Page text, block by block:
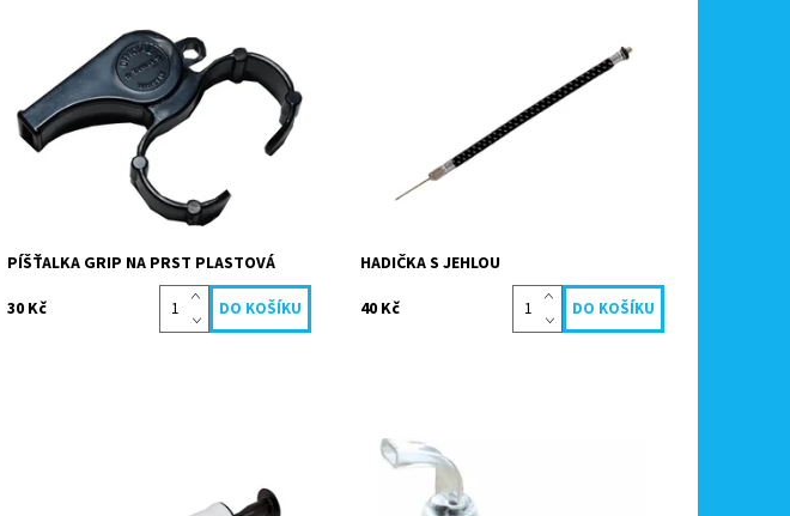
Plastová píšťalka s gripem na prsty je
vhodná pro všechny druhy sportů.
Dostupnost:
Skladem
Kód:
4822
Značka:
Köck sport
PÍŠŤALKA GRIP NA PRST PLASTOVÁ
30 Kč
Hadička zakončená jehlou pro nafukování
sportovních nebo dětských míčů.
Skladem
5418
Köck sport
HADIČKA S JEHLOU
40 Kč
nepostradatelným společníkem pro
Plastová píšťalka vhodná především pro